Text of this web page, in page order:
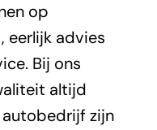
op
eerlijk advies
Bij ons
altijd
zijn